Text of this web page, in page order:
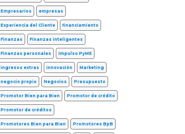
Empresarios empresas
Experiencia del Cliente financiamiento
Finanzas Finanzas inteligentes
Finanzas personales Impulso PyME
ingresos extras innovación Marketing
negocio propio Negocios Presupuesto
Promotor Bien para Bien Promotor de crédito
Promotor de créditos
Promotores Bien para Bien Promotores BpB